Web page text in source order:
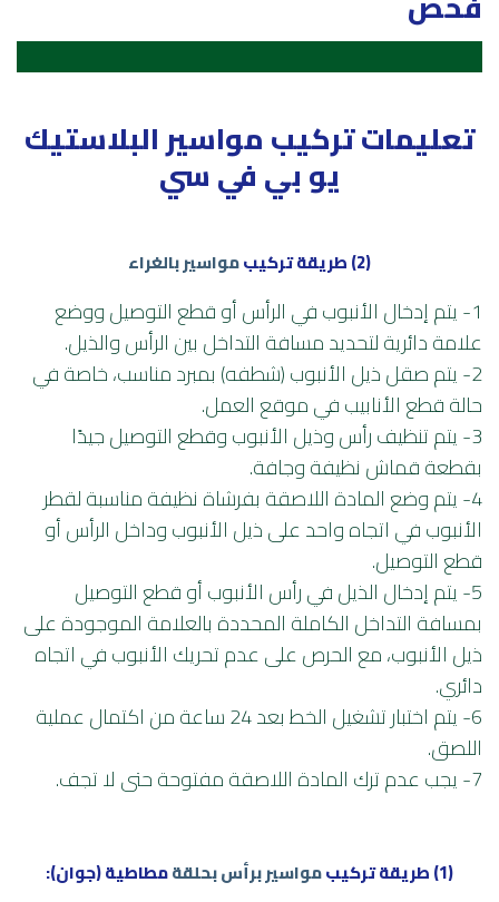
تعليمات تركيب مواسير البلاستيك
يو بي في سي
(2) طريقة تركيب مواسير بالغراء
1- يتم إدخال الأنبوب في الرأس أو قطع التوصيل ووضع
علامة دائرية لتحديد مسافة التداخل بين الرأس والذيل.
2- يتم صقل ذيل الأنبوب (شطفه) بمبرد مناسب، خاصة في
حالة قطع الأنابيب في موقع العمل.
3- يتم تنظيف رأس وذيل الأنبوب وقطع التوصيل جيدًا
بقطعة قماش نظيفة وجافة.
4- يتم وضع المادة اللاصقة بفرشاة نظيفة مناسبة لقطر
الأنبوب في اتجاه واحد على ذيل الأنبوب وداخل الرأس أو
قطع التوصيل.
5- يتم إدخال الذيل في رأس الأنبوب أو قطع التوصيل
بمسافة التداخل الكاملة المحددة بالعلامة الموجودة على
ذيل الأنبوب، مع الحرص على عدم تحريك الأنبوب في اتجاه
دائري.
6- يتم اختبار تشغيل الخط بعد 24 ساعة من اكتمال عملية
اللصق.
7- يجب عدم ترك المادة اللاصقة مفتوحة حتى لا تجف.
(1) طريقة تركيب مواسير برأس بحلقةمطاطية (جوان):